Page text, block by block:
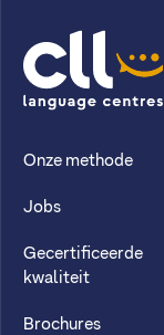
CLL
Onze methode
Jobs
Gecertificeerde
kwaliteit
Brochures